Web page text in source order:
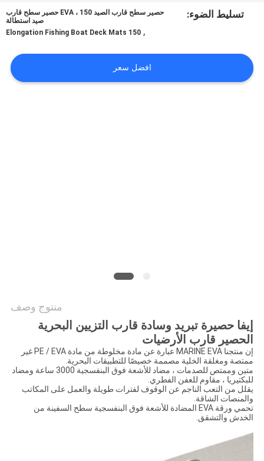
اتصل
POLICY
تسليط الضوء:
حصير سطح قارب الصيد EVA ، 150 حصير سطح قارب
صيد استطالة
,
150 Elongation Fishing Boat Deck Mats
افضل سعر
منتوج وصف
إيفا حصيرة تبريد وسادة قارب التزيين البحرية
الحصير قارب الأرضيات
إن منتجنا MARINE EVA عبارة عن مادة مخلوطة من مادة PE / EVA غير
ممتصة ومغلقة الخلية مصممة خصيصًا للتطبيقات البحرية.
متين وممتص للصدمات ، مضاد للأشعة فوق البنفسجية 3000 ساعة ومضاد
للبكتيريا ، مقاوم للعفن الفطري.
يقلل من التعب الناجم عن الوقوف لفترات طويلة والعمل على المكاتب
والمنصات الشاقة.
تحمي ورقة EVA المضادة للأشعة فوق البنفسجية سطح السفينة من
الخدش والتشقق.